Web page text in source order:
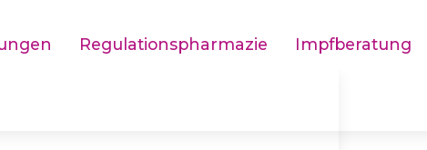
Regulationspharmazie Impfberatung